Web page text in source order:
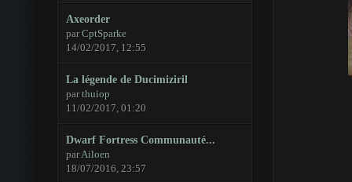
Axeorder
parCptSparke
14/02/2017, 12:55
La légende de Ducimiziril
parthuiop
11/02/2017, 01:20
Dwarf Fortress Communauté...
parAiloen
18/07/2016, 23:57